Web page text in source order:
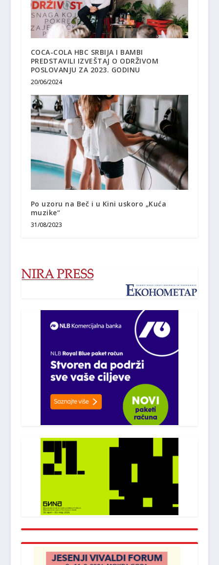
COCA-COLA HBC SRBIJA I BAMBI
PREDSTAVILI IZVEŠTAJ O ODRŽIVOM
POSLOVANJU ZA 2023. GODINU
20/06/2024
Po uzoru na Beč i u Kini uskoro „Kuća
muzike“
31/08/2023